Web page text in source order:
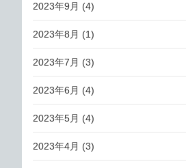
2023年9月 (4)
2023年8月 (1)
2023年7月 (3)
2023年6月 (4)
2023年5月 (4)
2023年4月 (3)